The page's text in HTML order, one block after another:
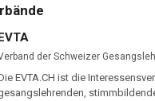
der Schweizer
EVTA.CH ist die